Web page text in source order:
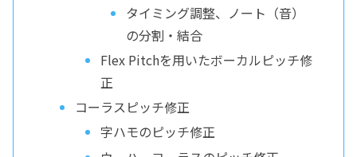
タイミング調整、ノート（音）
の分割・結合
Flex Pitchを用いたボーカルピッチ修
正
コーラスピッチ修正
字ハモのピッチ修正